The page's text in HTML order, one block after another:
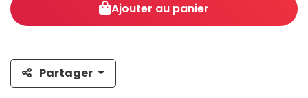
Ajouter au panier
Partager